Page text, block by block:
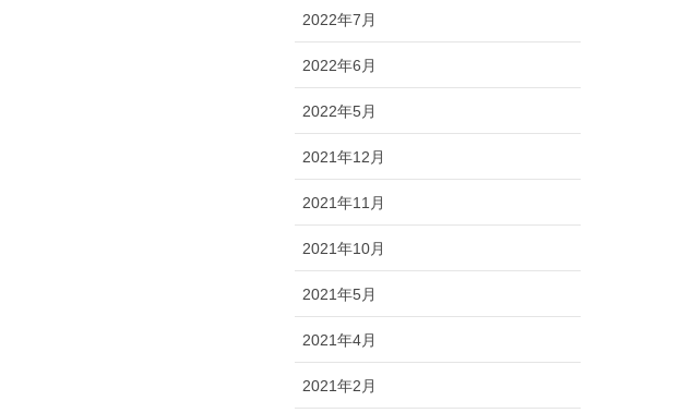
2022年7月
2022年6月
2022年5月
2021年12月
2021年11月
2021年10月
2021年5月
2021年4月
2021年2月